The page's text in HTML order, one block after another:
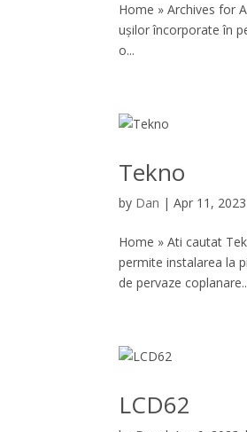
Home » Archives for
ușilor încorporate în
o...
Tekno
by Dan |Apr 11, 2023
Home » Ati cautat
permite instalarea la
de pervaze
LCD62